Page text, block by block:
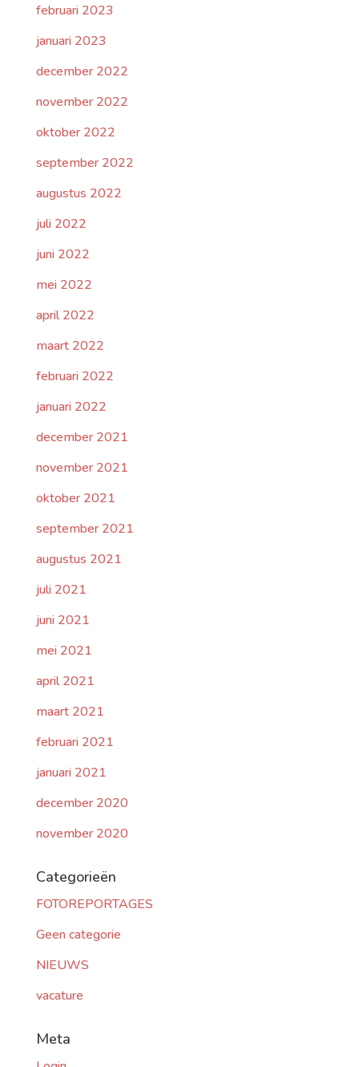
februari 2023
januari 2023
december 2022
november 2022
oktober 2022
september 2022
augustus 2022
juli 2022
juni 2022
mei 2022
april 2022
maart 2022
februari 2022
januari 2022
december 2021
november 2021
oktober 2021
september 2021
augustus 2021
juli 2021
juni 2021
mei 2021
april 2021
maart 2021
februari 2021
januari 2021
december 2020
november 2020
Categorieën
FOTOREPORTAGES
Geen categorie
NIEUWS
vacature
Meta